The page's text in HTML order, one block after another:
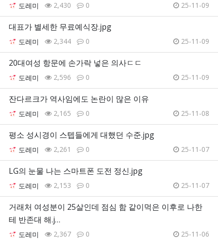
도레미 2,430 0 25-11-09
대표가 별세한 무료예식장.jpg
도레미 2,344 0 25-11-09
20대여성 항문에 손가락 넣은 의사ㄷㄷ
도레미 2,596 0 25-11-09
잔다르크가 역사임에도 논란이 많은 이유
도레미 2,165 0 25-11-08
평소 성시경이 스텝들에게 대했던 수준.jpg
도레미 2,261 0 25-11-07
LG의 눈물 나는 스마트폰 도전 정신.jpg
도레미 2,153 0 25-11-07
거래처 여성분이 25살인데 점심 함 같이먹은 이후로 나한
테 반존대 해.j…
도레미 2,367 0 25-11-06